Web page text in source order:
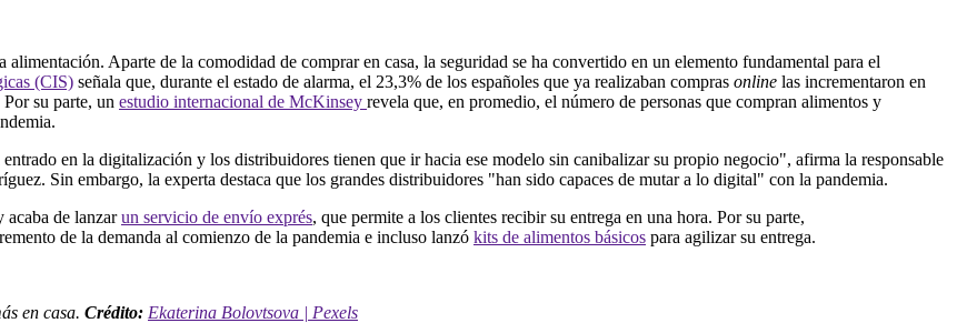
alimentación. Aparte de la comodidad de comprar en casa, la seguridad se ha convertido en un elemento fundamental para el
(CIS) señala que, durante el estado de alarma, el 23,3% de los españoles que ya realizaban compras online las incrementaron en
su parte, un estudio internacional de McKinsey revela que, en promedio, el número de personas que compran alimentos y
entrado en la digitalización y los distribuidores tienen que ir hacia ese modelo sin canibalizar su propio negocio", afirma la responsable
Sin embargo, la experta destaca que los grandes distribuidores "han sido capaces de mutar a lo digital" con la pandemia.
acaba de lanzarun servicio de envío exprés, que permite a los clientes recibir su entrega en una hora. Por su parte,
de la demanda al comienzo de la pandemia e incluso lanzó kits de alimentos básicos para agilizar su entrega.
en casa. Crédito: Ekaterina Bolovtsova | Pexels